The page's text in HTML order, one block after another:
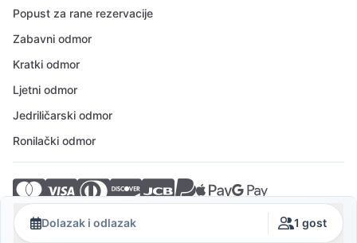
Dolazak i odlazak 1 gost
Popust za rane rezervacije
Zabavni odmor
Kratki odmor
Ljetni odmor
Jedriličarski odmor
Ronilački odmor
© 2026 Crovillas GmbH